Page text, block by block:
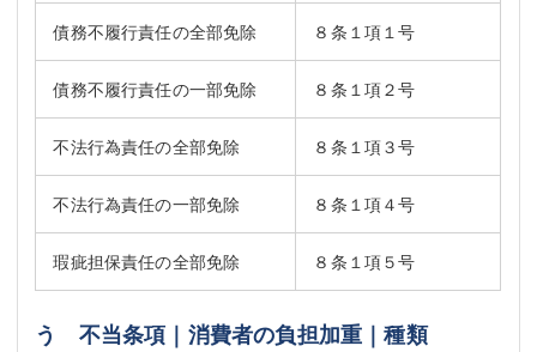
債務不履行責任の全部免除 ８条１項１号
債務不履行責任の一部免除 ８条１項２号
不法行為責任の全部免除 ８条１項３号
不法行為責任の一部免除 ８条１項４号
瑕疵担保責任の全部免除 ８条１項５号
う 不当条項｜消費者の負担加重｜種類